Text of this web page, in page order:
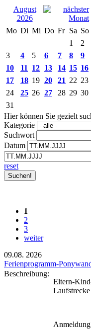
August
2026
Mo Di Mi Do Fr Sa So
1
2
3
4 5 6 7 8
9
10
11 12 13 14 15 16
17
18 19 20 21 22 23
24
25 26 27 28 29 30
31
Hier können Sie gezielt
Kategorie
Suchwort
Datum
reset
1
2
3
weiter
09.08. 2026
Ferienprogramm-
Beschreibung:
Eltern-